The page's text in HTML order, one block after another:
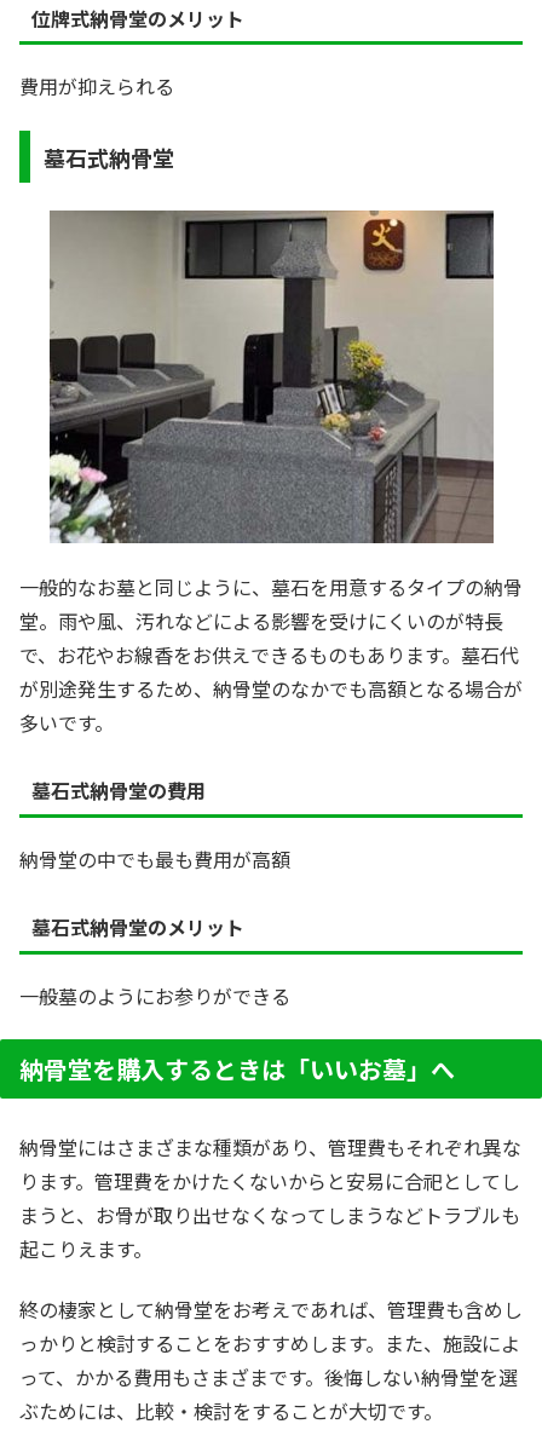
位牌式納骨堂のメリット
費用が抑えられる
墓石式納骨堂
一般的なお墓と同じように、墓石を用意するタイプの納骨
堂。雨や風、汚れなどによる影響を受けにくいのが特長
で、お花やお線香をお供えできるものもあります。墓石代
が別途発生するため、納骨堂のなかでも高額となる場合が
多いです。
墓石式納骨堂の費用
納骨堂の中でも最も費用が高額
墓石式納骨堂のメリット
一般墓のようにお参りができる
納骨堂を購入するときは「いいお墓」へ
納骨堂にはさまざまな種類があり、管理費もそれぞれ異な
ります。管理費をかけたくないからと安易に合祀としてし
まうと、お骨が取り出せなくなってしまうなどトラブルも
起こりえます。
終の棲家として納骨堂をお考えであれば、管理費も含めし
っかりと検討することをおすすめします。また、施設によ
って、かかる費用もさまざまです。後悔しない納骨堂を選
ぶためには、比較・検討をすることが大切です。